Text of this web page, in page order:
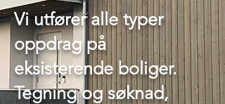
Vi utfører alle typer
oppdrag på
eksisterende boliger.
Tegning og søknad,